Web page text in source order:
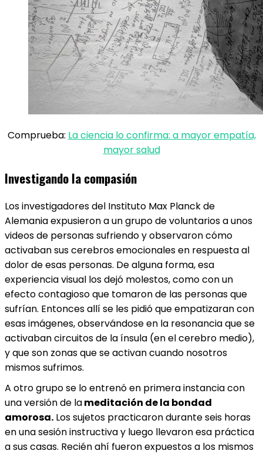
Comprueba: La ciencia lo confirma: a mayor empatía,
mayor salud
Investigando la compasión
Los investigadores del Instituto Max Planck de
Alemania expusieron a un grupo de voluntarios a unos
videos de personas sufriendo y observaron cómo
activaban sus cerebros emocionales en respuesta al
dolor de esas personas. De alguna forma, esa
experiencia visual los dejó molestos, como con un
efecto contagioso que tomaron de las personas que
sufrían. Entonces allí se les pidió que empatizaran con
esas imágenes, observándose en la resonancia que se
activaban circuitos de la ínsula (en el cerebro medio),
y que son zonas que se activan cuando nosotros
mismos sufrimos.
A otro grupo se lo entrenó en primera instancia con
una versión de lameditación de la bondad
amorosa. Los sujetos practicaron durante seis horas
en una sesión instructiva y luego llevaron esa práctica
a sus casas. Recién ahí fueron expuestos a los mismos